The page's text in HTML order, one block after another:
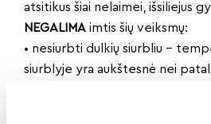
atsitikus šiai nelaimei, išsiliejus
NEGALIMA imtis šių veiksmų:
• nesiurbti dulkių siurbliu –
siurblyje yra aukštesnė nei
gyvsidabrio garavimas bus
o tai dar labiau užterš